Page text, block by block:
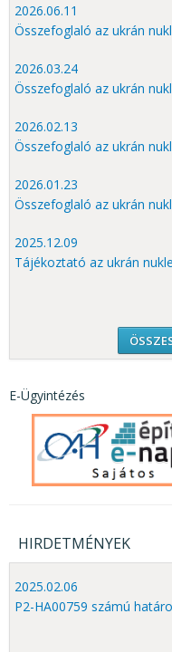
2026.06.11
Összefoglaló az ukrán
2026.03.24
Összefoglaló az ukrán
2026.02.13
Összefoglaló az ukrán
2026.01.23
Összefoglaló az ukrán
2025.12.09
Tájékoztató az ukrán
E-Ügyintézés
HIRDETMÉNYEK
2025.02.06
P2-HA00759 számú